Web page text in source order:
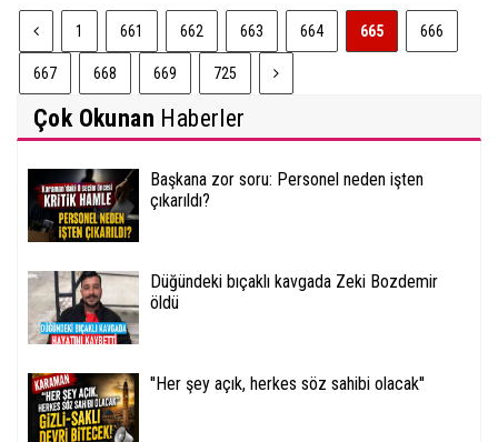
1 661 662 663 664 665 666
667 668 669 725
Çok Okunan Haberler
Başkana zor soru: Personel neden işten
çıkarıldı?
Düğündeki bıçaklı kavgada Zeki Bozdemir
öldü
''Her şey açık, herkes söz sahibi olacak''